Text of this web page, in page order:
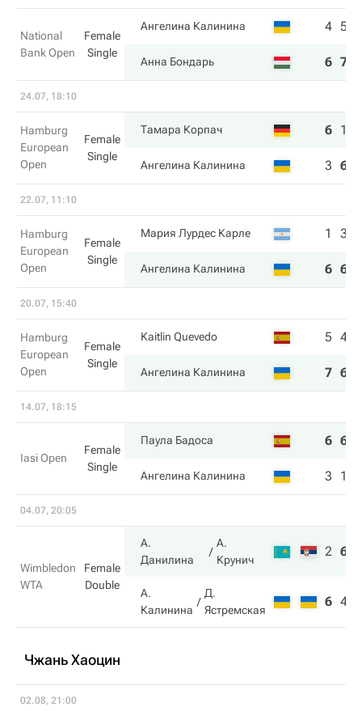
National
Bank Open
Female
Single
Ангелина Калинина 4 5
Анна Бондарь 6 7
24.07, 18:10
Hamburg
European
Open
Female
Single
Тамара Корпач 6 1
Ангелина Калинина 3 6
22.07, 11:10
Hamburg
European
Open
Female
Single
Мария Лурдес Карле 1 3
Ангелина Калинина 6 6
20.07, 15:40
Hamburg
European
Open
Female
Single
Kaitlin Quevedo 5 4
Ангелина Калинина 7 6
14.07, 18:15
Iasi Open
Female
Single
Паула Бадоса 6 6
Ангелина Калинина 3 1
04.07, 20:05
Wimbledon
WTA
Female
Double
А.
Данилина
А.
Крунич
2 6
А.
Калинина
Д.
Ястремская
6 4
Чжань Хаоцин
02.08, 21:00